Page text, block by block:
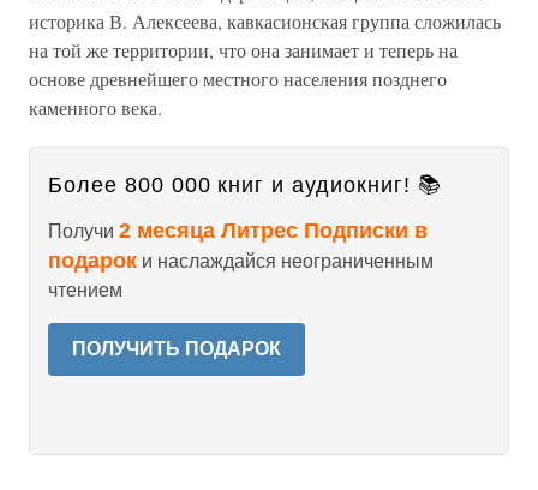
историка В. Алексеева, кавкасионская группа сложилась
на той же территории, что она занимает и теперь на
основе древнейшего местного населения позднего
каменного века.
Более 800 000 книг и аудиокниг! 📚
Получи 2 месяца Литрес Подписки в
подарок и наслаждайся неограниченным
чтением
ПОЛУЧИТЬ ПОДАРОК